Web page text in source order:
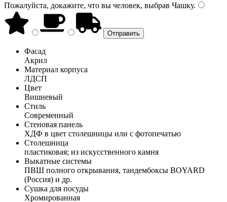
Пожалуйста, докажите, что вы человек, выбрав Чашку.
Фасад
Акрил
Материал корпуса
ЛДСП
Цвет
Вишневый
Стиль
Современный
Стеновая панель
ХДФ в цвет столешницы или с фотопечатью
Столешница
пластиковая; из искусственного камня
Выкатные системы
ПВШ полного открывания, тандембоксы BOYARD
(Россия) и др.
Сушка для посуды
Хромированная